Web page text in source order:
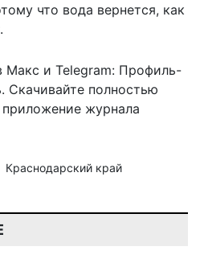
что вода вернется, как
Макс и Telegram: Профиль-
. Скачивайте полностью
приложение журнала
Краснодарский край